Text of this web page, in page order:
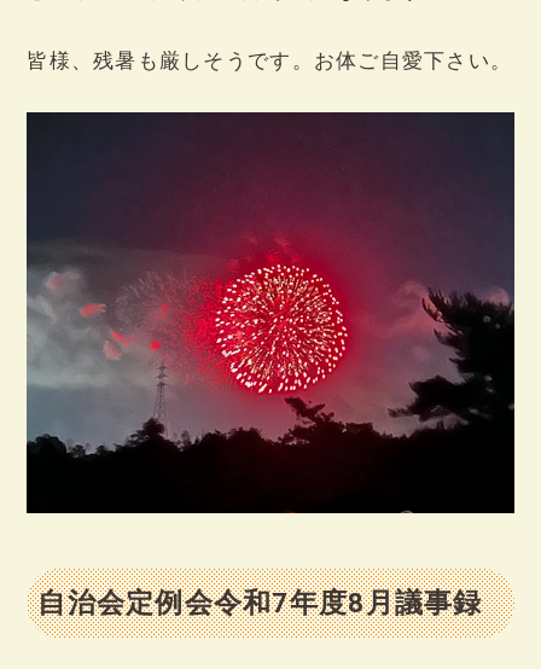
皆様、残暑も厳しそうです。お体ご自愛下さい。
自治会定例会令和7年度8月議事録